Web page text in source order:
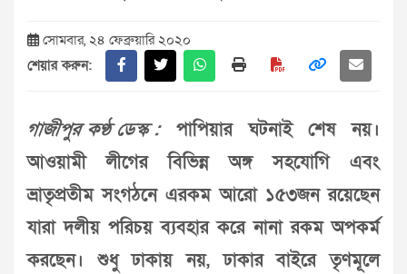
সোমবার, ২৪ ফেব্রুয়ারি ২০২০
শেয়ার করুন:
গাজীপুর কণ্ঠ ডেস্ক :পাপিয়ার ঘটনাই শেষ নয়।
আওয়ামী লীগের বিভিন্ন অঙ্গ সহযোগি এবং
ভ্রাতৃপ্রতীম সংগঠনে এরকম আরো ১৫৩জন রয়েছেন
যারা দলীয় পরিচয় ব্যবহার করে নানা রকম অপকর্ম
করছেন। শুধু ঢাকায় নয়, ঢাকার বাইরে তৃণমূলে